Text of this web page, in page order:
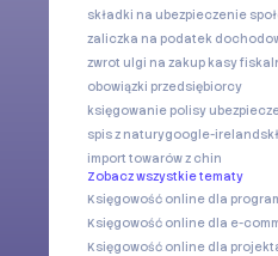
składki na ubezpieczenie
zaliczka na podatek
zwrot ulgi na zakup kasy
obowiązki przedsiębiorcy
księgowanie polisy
spis z naturygoogle-ireland
import towarów z chin
Zobacz wszystkie tematy
Księgowość online dla
Księgowość online dla e-
Księgowość online dla